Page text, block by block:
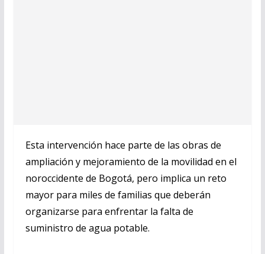
Esta intervención hace parte de las obras de
ampliación y mejoramiento de la movilidad en el
noroccidente de Bogotá, pero implica un reto
mayor para miles de familias que deberán
organizarse para enfrentar la falta de
suministro de agua potable.